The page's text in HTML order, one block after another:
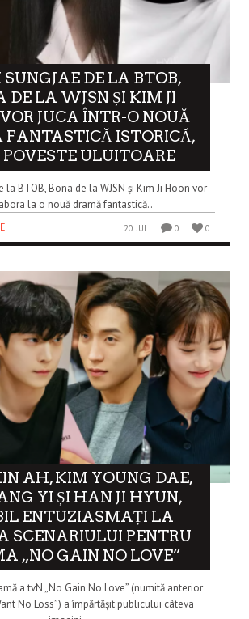
SUNGJAE DE LA BTOB,
DE LA WJSN ȘI KIM JI
JUCA ÎNTR-O NOUĂ
FANTASTICĂ ISTORICĂ,
POVESTE ULUITOARE
la BTOB, Bona de la WJSN și Kim Ji Hoon vor
la o nouă dramă fantastică..
20 JUL 0 0
AH, KIM YOUNG DAE,
YI ȘI HAN JI HYUN,
ENTUZIASMAȚI LA
SCENARIULUI PENTRU
„NO GAIN NO LOVE”
a tvN „No Gain No Love” (numită anterior
No Loss”) a împărtășit publicului câteva